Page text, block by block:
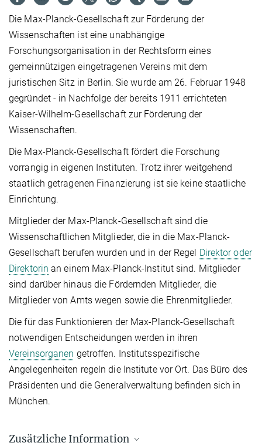
Die Max-Planck-Gesellschaft zur Förderung der
Wissenschaften ist eine unabhängige
Forschungsorganisation in der Rechtsform eines
gemeinnützigen eingetragenen Vereins mit dem
juristischen Sitz in Berlin. Sie wurde am 26. Februar 1948
gegründet - in Nachfolge der bereits 1911 errichteten
Kaiser-Wilhelm-Gesellschaft zur Förderung der
Wissenschaften.
Die Max-Planck-Gesellschaft fördert die Forschung
vorrangig in eigenen Instituten. Trotz ihrer weitgehend
staatlich getragenen Finanzierung ist sie keine staatliche
Einrichtung.
Mitglieder der Max-Planck-Gesellschaft sind die
Wissenschaftlichen Mitglieder, die in die Max-Planck-
Gesellschaft berufen wurden und in der Regel Direktor oder
Direktorin an einem Max-Planck-Institut sind. Mitglieder
sind darüber hinaus die Fördernden Mitglieder, die
Mitglieder von Amts wegen sowie die Ehrenmitglieder.
Die für das Funktionieren der Max-Planck-Gesellschaft
notwendigen Entscheidungen werden in ihren
Vereinsorganen getroffen. Institutsspezifische
Angelegenheiten regeln die Institute vor Ort. Das Büro des
Präsidenten und die Generalverwaltung befinden sich in
München.
Zusätzliche Information